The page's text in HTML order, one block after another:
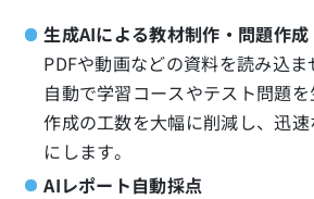
生成AIによる教材制作・問題作成
PDFや動画などの資料を読み込
自動で学習コースやテスト問題
作成の工数を大幅に削減し、迅
にします。
AIレポート自動採点